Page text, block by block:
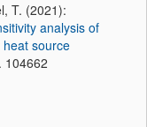
T. (2021):
analysis of
source
104662